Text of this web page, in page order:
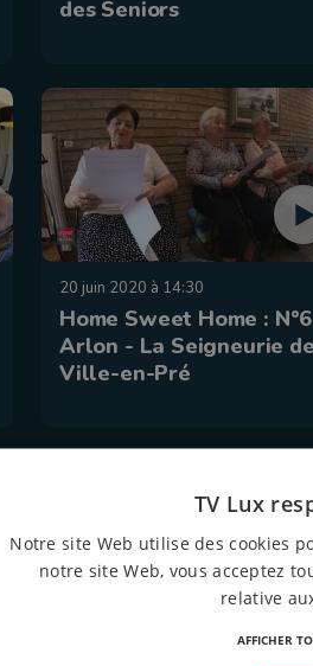
des Seniors
20 juin 2020 à 14:30
Home Sweet Home :
Arlon - La Seigneurie de
Ville-en-Pré
TV Lux
Notre site Web utilise des cookies
notre site Web, vous acceptez
relative
AFFICHER